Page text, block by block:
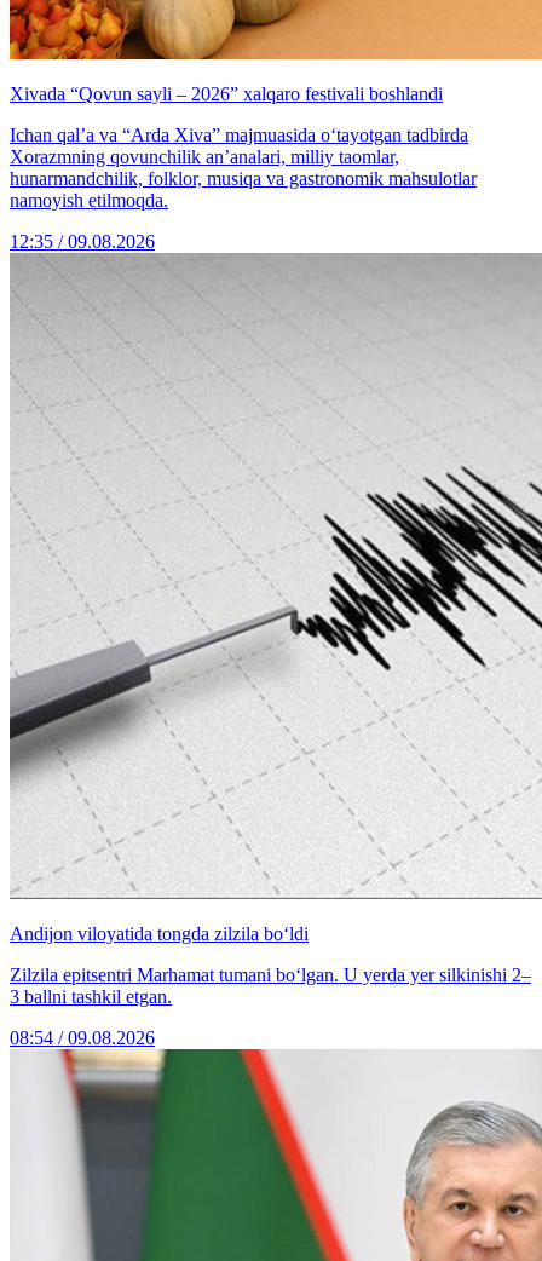
Xivada “Qovun sayli – 2026” xalqaro festivali boshlandi
Ichan qal’a va “Arda Xiva” majmuasida o‘tayotgan tadbirda
Xorazmning qovunchilik an’analari, milliy taomlar,
hunarmandchilik, folklor, musiqa va gastronomik mahsulotlar
namoyish etilmoqda.
12:35 / 09.08.2026
Andijon viloyatida tongda zilzila bo‘ldi
Zilzila epitsentri Marhamat tumani bo‘lgan. U yerda yer silkinishi 2–
3 ballni tashkil etgan.
08:54 / 09.08.2026